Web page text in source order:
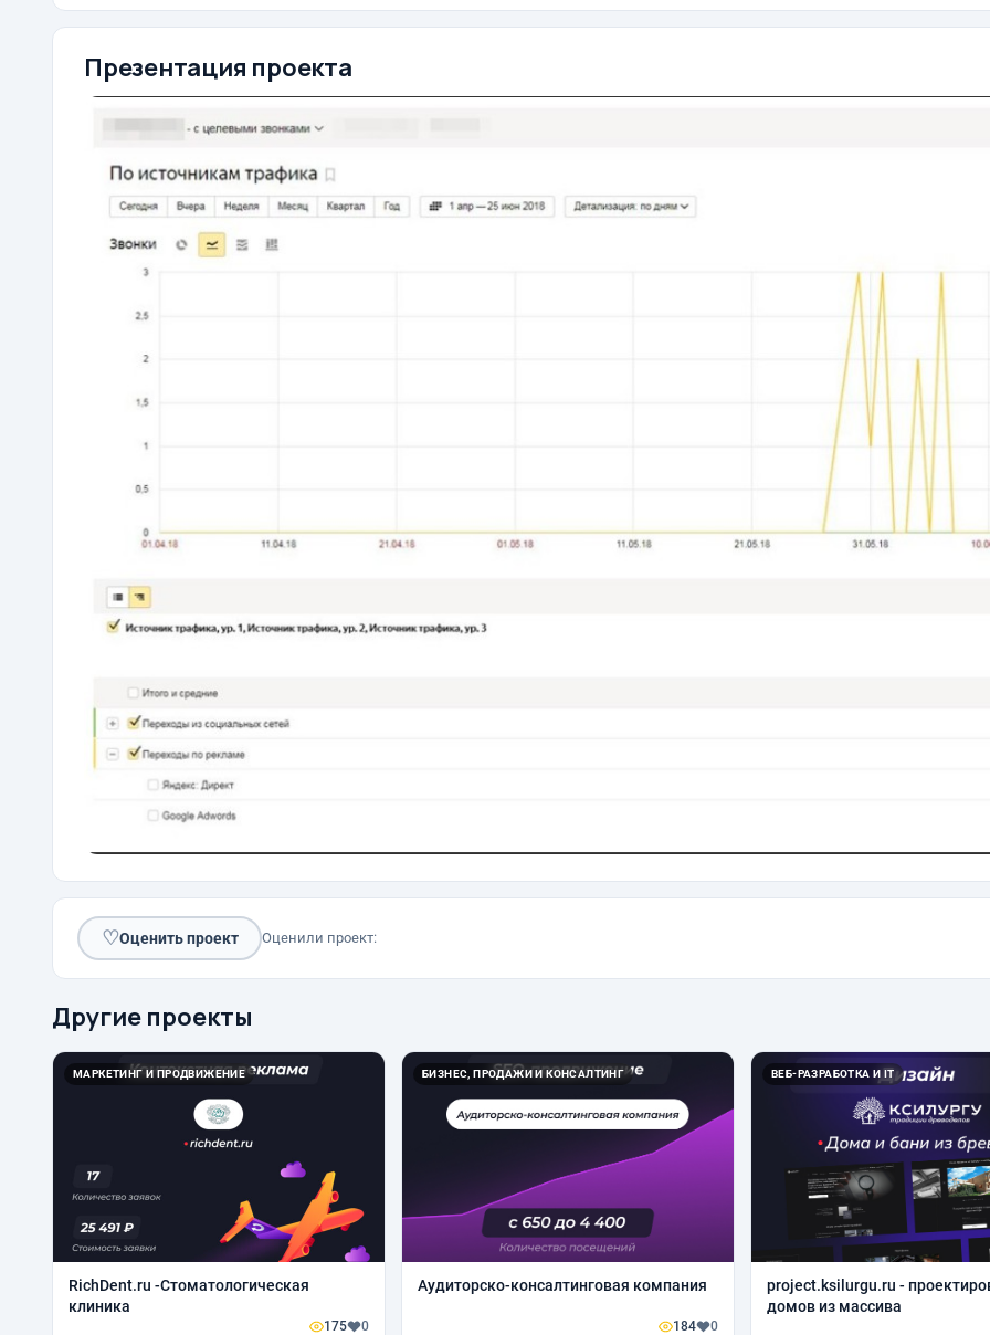
Презентация проекта
♡Оценить проект Оценили проект:
Другие проекты
МАРКЕТИНГ И ПРОДВИЖЕНИЕ
RichDent.ru -Стоматологическая
клиника
175 0
БИЗНЕС, ПРОДАЖИ И КОНСАЛТИНГ
Аудиторско-консалтинговая компания
184 0
ВЕБ-РАЗРАБОТКА И IT
project.ksilurgu.ru -
домов из массива